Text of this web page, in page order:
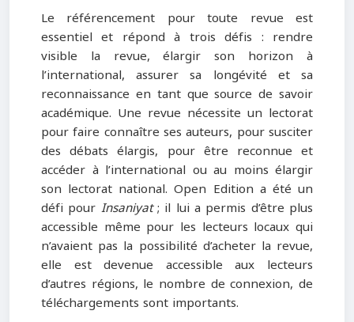
Le référencement pour toute revue est
essentiel et répond à trois défis : rendre
visible la revue, élargir son horizon à
l’international, assurer sa longévité et sa
reconnaissance en tant que source de savoir
académique. Une revue nécessite un lectorat
pour faire connaître ses auteurs, pour susciter
des débats élargis, pour être reconnue et
accéder à l’international ou au moins élargir
son lectorat national. Open Edition a été un
défi pour Insaniyat; il lui a permis d’être plus
accessible même pour les lecteurs locaux qui
n’avaient pas la possibilité d’acheter la revue,
elle est devenue accessible aux lecteurs
d’autres régions, le nombre de connexion, de
téléchargements sont importants.